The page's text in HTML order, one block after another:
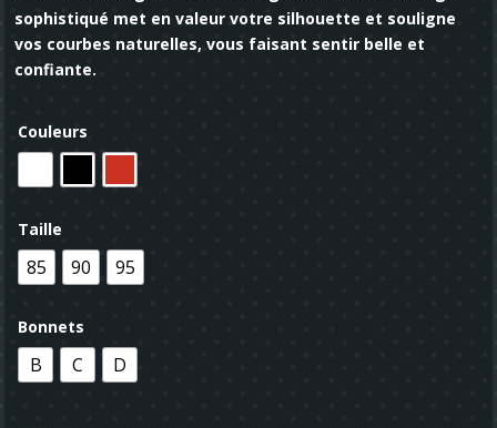
sophistiqué met en valeur votre silhouette et souligne
vos courbes naturelles, vous faisant sentir belle et
confiante.
Couleurs
Taille
85 90 95
Bonnets
B C D